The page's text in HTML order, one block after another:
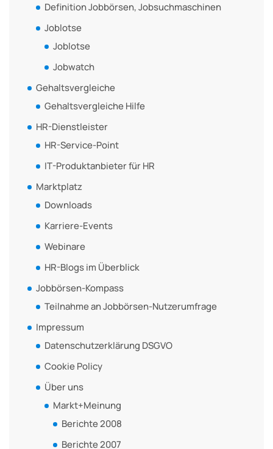
Definition Jobbörsen, Jobsuchmaschinen
Joblotse
Joblotse
Jobwatch
Gehaltsvergleiche
Gehaltsvergleiche Hilfe
HR-Dienstleister
HR-Service-Point
IT-Produktanbieter für HR
Marktplatz
Downloads
Karriere-Events
Webinare
HR-Blogs im Überblick
Jobbörsen-Kompass
Teilnahme an Jobbörsen-Nutzerumfrage
Impressum
Datenschutzerklärung DSGVO
Cookie Policy
Über uns
Markt+Meinung
Berichte 2008
Berichte 2007